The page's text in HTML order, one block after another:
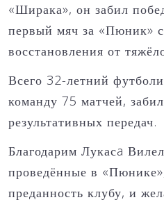
«Ширака», он забил
первый мяч за «Пюник»
восстановления от
Всего 32-летний
команду 75 матчей,
результативных передач.
Благодарим Лукасa
проведённые в
преданность клубу, и